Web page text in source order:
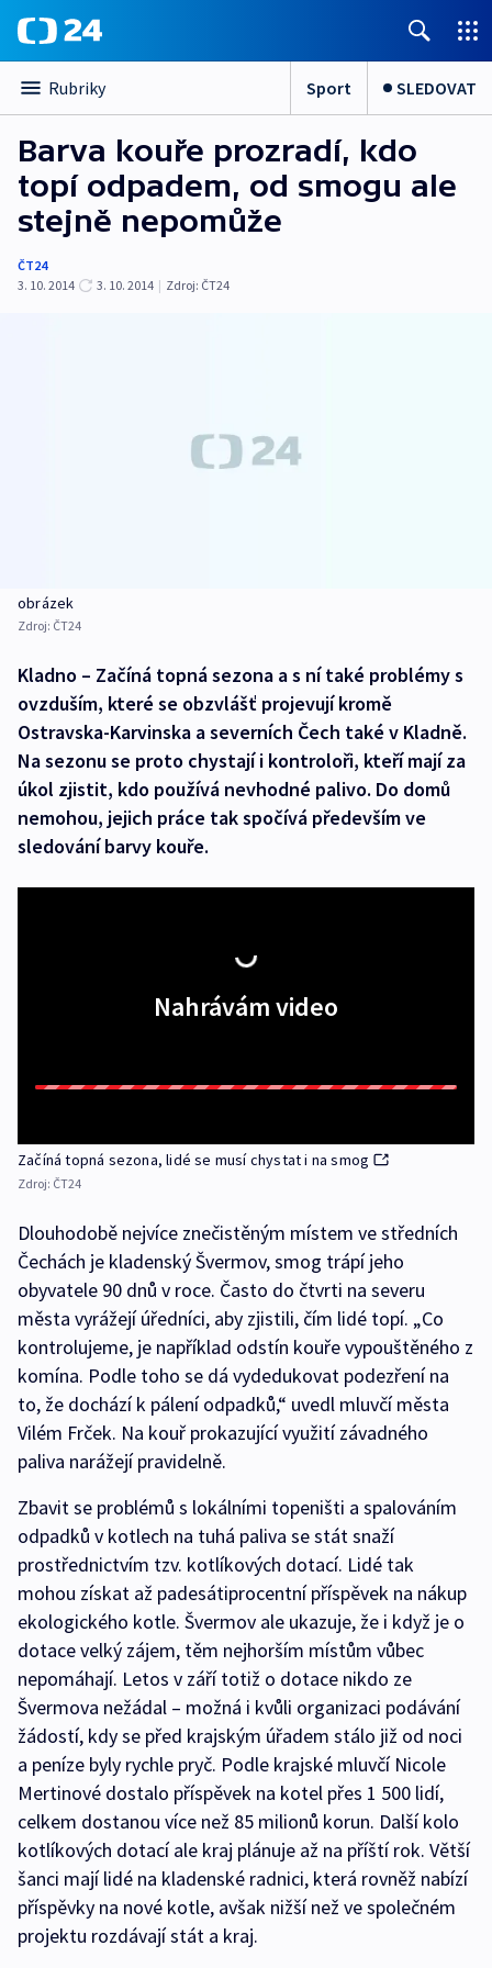
Rubriky Sport SLEDOVAT
Barva kouře prozradí, kdo
topí odpadem, od smogu ale
stejně nepomůže
ČT24
3. 10. 2014
3. 10. 2014 | Zdroj: ČT24
obrázek
Zdroj: ČT24
Kladno – Začíná topná sezona a s ní také problémy s
ovzduším, které se obzvlášť projevují kromě
Ostravska-Karvinska a severních Čech také v Kladně.
Na sezonu se proto chystají i kontroloři, kteří mají za
úkol zjistit, kdo používá nevhodné palivo. Do domů
nemohou, jejich práce tak spočívá především ve
sledování barvy kouře.
Nahrávám video
Začíná topná sezona, lidé se musí chystat i na smog
Zdroj: ČT24
Dlouhodobě nejvíce znečistěným místem ve středních
Čechách je kladenský Švermov, smog trápí jeho
obyvatele 90 dnů v roce. Často do čtvrti na severu
města vyrážejí úředníci, aby zjistili, čím lidé topí. „Co
kontrolujeme, je například odstín kouře vypouštěného z
komína. Podle toho se dá vydedukovat podezření na
to, že dochází k pálení odpadků,“ uvedl mluvčí města
Vilém Frček. Na kouř prokazující využití závadného
paliva narážejí pravidelně.
Zbavit se problémů s lokálními topeništi a spalováním
odpadků v kotlech na tuhá paliva se stát snaží
prostřednictvím tzv. kotlíkových dotací. Lidé tak
mohou získat až padesátiprocentní příspěvek na nákup
ekologického kotle. Švermov ale ukazuje, že i když je o
dotace velký zájem, těm nejhorším místům vůbec
nepomáhají. Letos v září totiž o dotace nikdo ze
Švermova nežádal – možná i kvůli organizaci podávání
žádostí, kdy se před krajským úřadem stálo již od noci
a peníze byly rychle pryč. Podle krajské mluvčí Nicole
Mertinové dostalo příspěvek na kotel přes 1 500 lidí,
celkem dostanou více než 85 milionů korun. Další kolo
kotlíkových dotací ale kraj plánuje až na příští rok. Větší
šanci mají lidé na kladenské radnici, která rovněž nabízí
příspěvky na nové kotle, avšak nižší než ve společném
projektu rozdávají stát a kraj.